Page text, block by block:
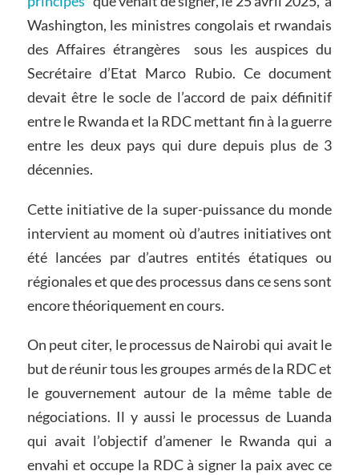
Washington, les ministres congolais et rwandais
des Affaires étrangères sous les auspices du
Secrétaire d’Etat Marco Rubio. Ce document
devait être le socle de l’accord de paix définitif
entre le Rwanda et la RDC mettant fin à la guerre
entre les deux pays qui dure depuis plus de 3
décennies.
Cette initiative de la super-puissance du monde
intervient au moment où d’autres initiatives ont
été lancées par d’autres entités étatiques ou
régionales et que des processus dans ce sens sont
encore théoriquement en cours.
On peut citer, le processus de Nairobi qui avait le
but de réunir tous les groupes armés de la RDC et
le gouvernement autour de la même table de
négociations. Il y aussi le processus de Luanda
qui avait l’objectif d’amener le Rwanda qui a
envahi et occupe la RDC à signer la paix avec ce